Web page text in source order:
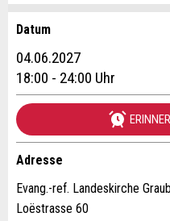
Anzeige
Ihr Feedback wird sehr
Allgemeines Feedback
Anzeige nicht mehr
Anzeige
Empfehlen Sie diese
Reservation
Veranstaltungsdatum *:
Anzahl der Teilnehmer *:
Vorname / Nachname *:
Datum
04.06.2027
18:00 - 24:00 Uhr
Adresse
Evang.-ref. Landeskirche
Loëstrasse 60